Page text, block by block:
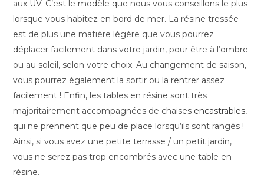
aux UV. C’est le modèle que nous vous conseillons le plus
lorsque vous habitez en bord de mer. La résine tressée
est de plus une matière légère que vous pourrez
déplacer facilement dans votre jardin, pour être à l’ombre
ou au soleil, selon votre choix. Au changement de saison,
vous pourrez également la sortir ou la rentrer assez
facilement ! Enfin, les tables en résine sont très
majoritairement accompagnées de chaises encastrables,
qui ne prennent que peu de place lorsqu’ils sont rangés !
Ainsi, si vous avez une petite terrasse / un petit jardin,
vous ne serez pas trop encombrés avec une table en
résine.